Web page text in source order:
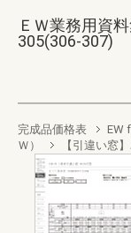
ＥＷ業務用資
305(306-307)
完成品価格表
EW
Ｗ）
【引違い窓